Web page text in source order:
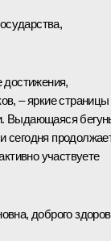
– яркие страницы
Выдающаяся
сегодня
участвуете
доброго